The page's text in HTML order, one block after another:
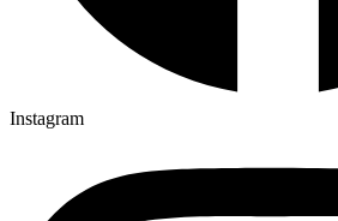
Instagram